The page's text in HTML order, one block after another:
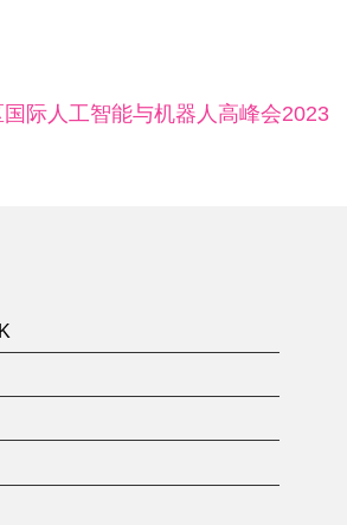
际人工智能与机器人高峰会2023